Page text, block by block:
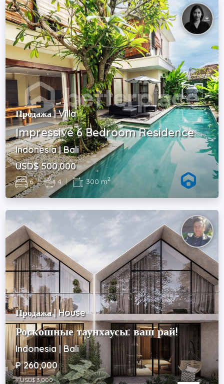
Продажа | Villa
Impressive 6 Bedroom Residence
Indonesia | Bali
USD$ 500,000
6 | 4 | 300 m2
Продажа | House
Роскошные таунхаусы: ваш рай!
Indonesia | Bali
₽ 260,000
~ USD$ 3,000